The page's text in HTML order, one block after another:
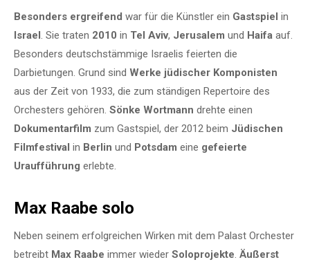
Besonders ergreifend war für die Künstler ein Gastspiel in
Israel. Sie traten 2010 in Tel Aviv, Jerusalem und Haifa auf.
Besonders deutschstämmige Israelis feierten die
Darbietungen. Grund sind Werke jüdischer Komponisten
aus der Zeit von 1933, die zum ständigen Repertoire des
Orchesters gehören. Sönke Wortmann drehte einen
Dokumentarfilm zum Gastspiel, der 2012 beim Jüdischen
Filmfestival in Berlin und Potsdam eine gefeierte
Uraufführung erlebte.
Max Raabe solo
Neben seinem erfolgreichen Wirken mit dem Palast Orchester
betreibt Max Raabe immer wieder Soloprojekte. Äußerst